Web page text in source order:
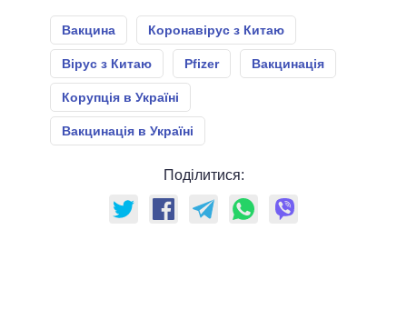
Вакцина Коронавірус з Китаю
Вірус з Китаю Pfizer Вакцинація
Корупція в Україні
Вакцинація в Україні
Поділитися: